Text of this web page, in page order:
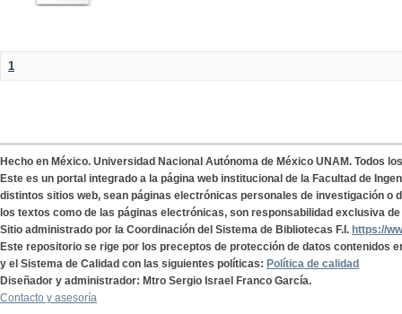
1
Hecho en México. Universidad Nacional Autónoma de México UNAM. Todos
Este es un portal integrado a la página web institucional de la Facultad de
distintos sitios web, sean páginas electrónicas personales de investigación o
los textos como de las páginas electrónicas, son responsabilidad exclusiva
Sitio administrado por la Coordinación del Sistema de Bibliotecas F.I. https://
Este repositorio se rige por los preceptos de protección de datos contenidos
y el Sistema de Calidad con las siguientes políticas: Política de calidad
Diseñador y administrador: Mtro Sergio Israel Franco García.
Contacto y asesoría